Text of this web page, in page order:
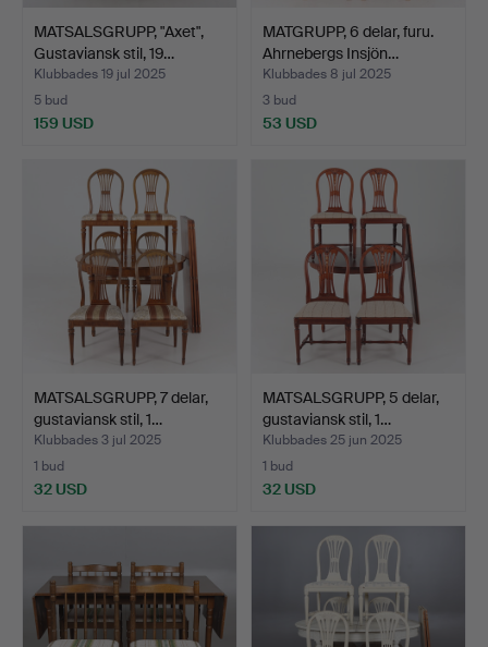
MATSALSGRUPP, "Axet",
Gustaviansk stil, 19…
Klubbades 19 jul 2025
5 bud
159 USD
MATGRUPP, 6 delar, furu.
Ahrnebergs Insjön…
Klubbades 8 jul 2025
3 bud
53 USD
MATSALSGRUPP, 7 delar,
gustaviansk stil, 1…
Klubbades 3 jul 2025
1 bud
32 USD
MATSALSGRUPP, 5 delar,
gustaviansk stil, 1…
Klubbades 25 jun 2025
1 bud
32 USD